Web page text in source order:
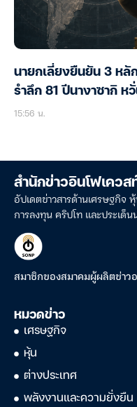
นายกเลี่ยงยืนยัน 3 หลั
รำลึก 81 ปีนางาซากิ ห
15:56 น.
สำนักข่าวอินโฟเควส
อัปเดตข่าวสารด้านเศรษฐกิจ
การลงทุน คริปโท และประเด็น
สมาชิกของสมาคมผู้ผลิตข่าว
หมวดข่าว
เศรษฐกิจ
หุ้น
ต่างประเทศ
พลังงานและความยั่งยืน